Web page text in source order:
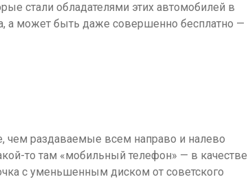
стали обладателями этих автомобилей в
а может быть даже совершенно бесплатно —
чем раздаваемые всем направо и налево
то там «мобильный телефон» — в качестве
с уменьшенным диском от советского